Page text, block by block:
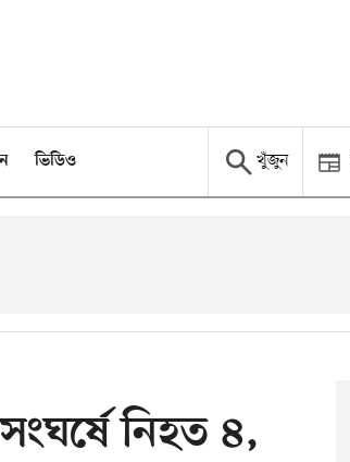
ভিডিও খুঁজুন
নিহত ৪,